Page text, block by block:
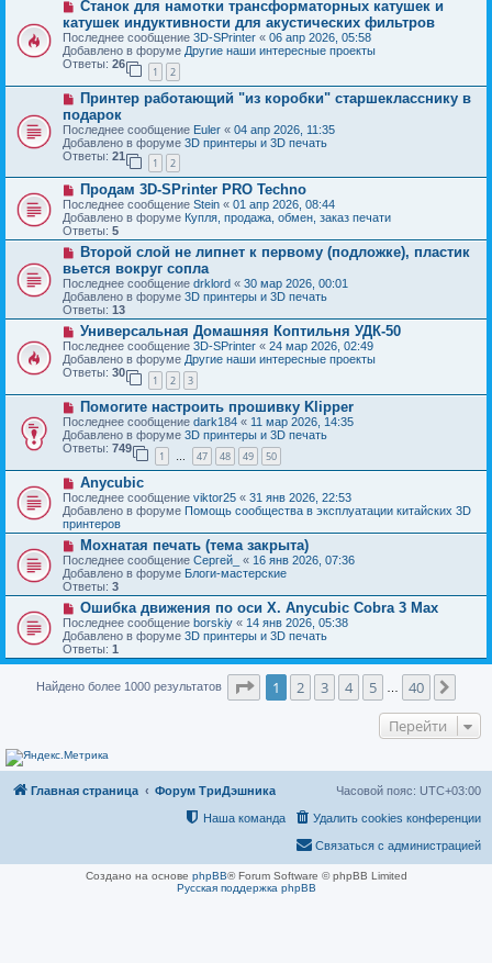
е
н
и
е
с
о
о
б
щ
е
н
е
Н
в
о
е
с
о
щ
е
н
и
е
Станок для намотки трансформаторных катушек и
катушек индуктивности для акустических фильтров
Последнее сообщение 3D-SPrinter « 06 апр 2026, 05:58
Добавлено в форуме Другие наши интересные проекты
Ответы: 26
1 2
Н
в
о
е
с
о
о
б
щ
е
н
е
Принтер работающий "из коробки" старшекласснику в
подарок
Последнее сообщение Euler « 04 апр 2026, 11:35
Добавлено в форуме 3D принтеры и 3D печать
Ответы: 21
1 2
Н
о
в
о
е
о
о
б
щ
е
н
и
е
Продам 3D-SPrinter PRO Techno
Последнее сообщение Stein « 01 апр 2026, 08:44
Добавлено в форуме Купля, продажа, обмен, заказ печати
Ответы: 5
Н
в
о
е
с
о
о
б
щ
н
е
Второй слой не липнет к первому (подложке), пластик
вьется вокруг сопла
Последнее сообщение drklord « 30 мар 2026, 00:01
Добавлено в форуме 3D принтеры и 3D печать
Ответы: 13
Н
о
в
о
с
о
б
щ
н
и
е
Универсальная Домашняя Коптильня УДК-50
Последнее сообщение 3D-SPrinter « 24 мар 2026, 02:49
Добавлено в форуме Другие наши интересные проекты
Ответы: 30
1 2 3
Н
о
в
о
е
с
о
о
б
щ
е
н
и
е
Помогите настроить прошивку Klipper
Последнее сообщение dark184 « 11 мар 2026, 14:35
Добавлено в форуме 3D принтеры и 3D печать
Ответы: 749
1 … 47 48 49 50
Н
о
в
о
е
о
о
б
щ
е
н
и
е
Anycubic
Последнее сообщение viktor25 « 31 янв 2026, 22:53
Добавлено в форуме Помощь сообщества в эксплуатации китайских 3D
принтеров
Н
о
в
о
е
с
о
о
б
щ
н
Мохнатая печать (тема закрыта)
Последнее сообщение Сергей_ « 16 янв 2026, 07:36
Добавлено в форуме Блоги-мастерские
Ответы: 3
Н
о
в
о
е
о
и
Ошибка движения по оси Х. Anycubic Cobra 3 Max
Последнее сообщение borskiy « 14 янв 2026, 05:38
Добавлено в форуме 3D принтеры и 3D печать
Ответы: 1
Найдено более 1000 результатов Страница1 из
1 2 3 4 5 40
Перейти
Главная страница Форум ТриДэшника Часовой пояс: UTC+03:00
Удалить cookies конференции
Наша команда
Связаться с администрацией
Создано на основе phpBB® Forum Software © phpBB Limited
Русская поддержка phpBB